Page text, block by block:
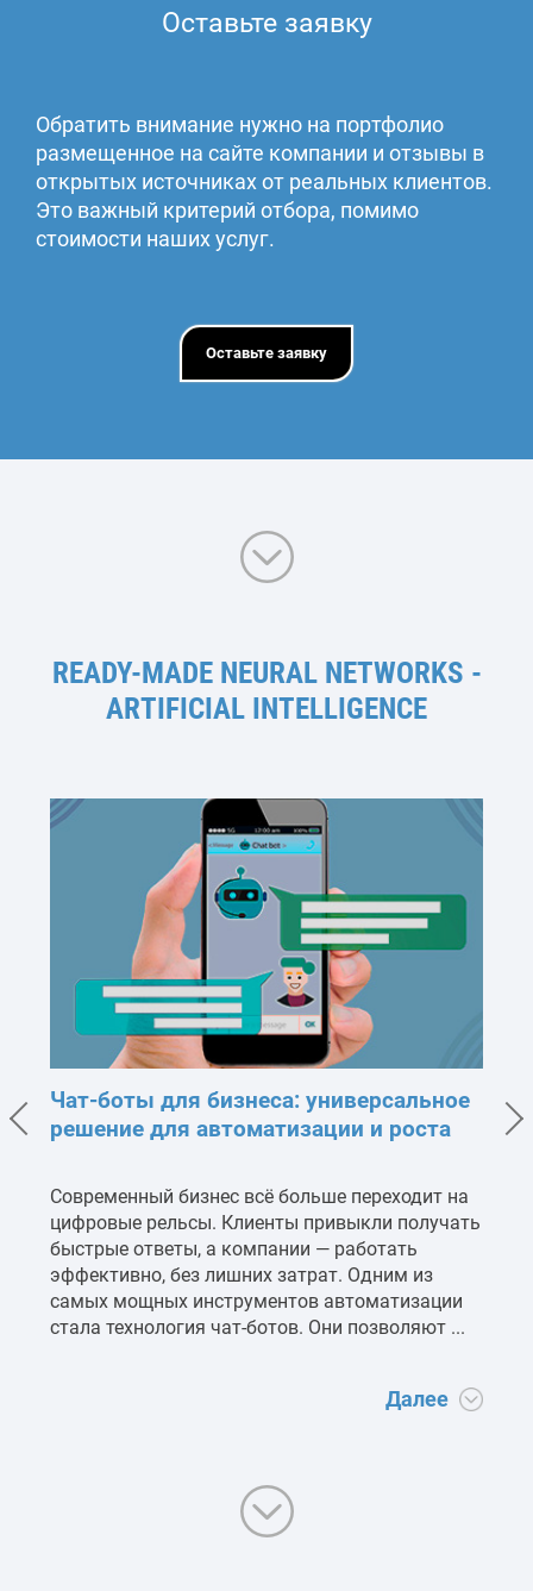
Оставьте заявку
Обратить внимание нужно на портфолио
размещенное на сайте компании и отзывы в
открытых источниках от реальных клиентов.
Это важный критерий отбора, помимо
стоимости наших услуг.
Оставьте заявку
READY-MADE NEURAL NETWORKS -
ARTIFICIAL INTELLIGENCE
Чат-боты для бизнеса: универсальное
решение для автоматизации и роста
Современный бизнес всё больше переходит на
цифровые рельсы. Клиенты привыкли получать
быстрые ответы, а компании — работать
эффективно, без лишних затрат. Одним из
самых мощных инструментов автоматизации
стала технология чат-ботов. Они позволяют ...
Далее